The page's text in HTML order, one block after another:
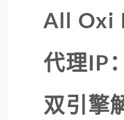
All Oxi
代理IP
双引擎